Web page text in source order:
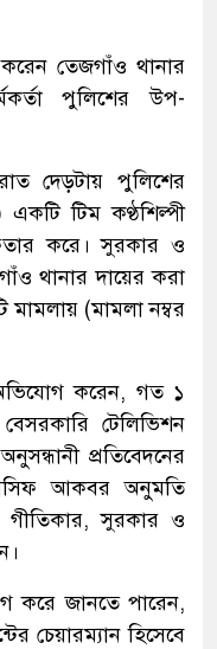
তেজগাঁও থানার
পুলিশের উপ-
দেড়টায় পুলিশের
টিম কণ্ঠশিল্পী
করে। সুরকার ও
থানার দায়ের করা
মামলায় (মামলা নম্বর
করেন, গত ১
টেলিভিশন
প্রতিবেদনের
আকবর অনুমতি
গীতিকার, সুরকার ও
করে জানতে পারেন,
চেয়ারম্যান হিসেবে